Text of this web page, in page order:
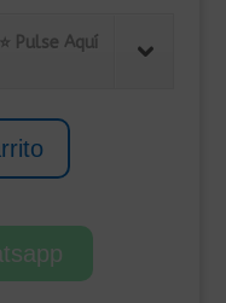
Pulse Aquí